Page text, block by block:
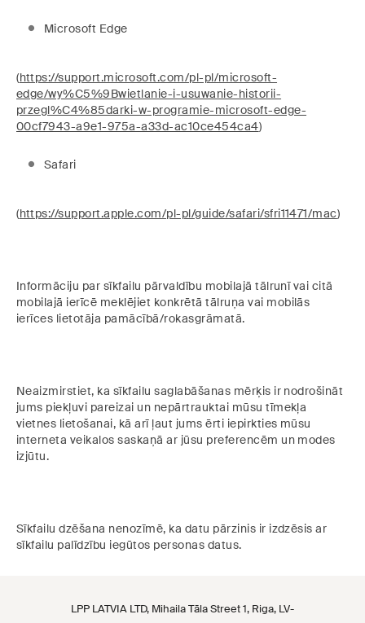
Microsoft Edge
(https://support.microsoft.com/pl-pl/microsoft-
edge/wy%C5%9Bwietlanie-i-usuwanie-historii-
przegl%C4%85darki-w-programie-microsoft-edge-
00cf7943-a9e1-975a-a33d-ac10ce454ca4)
Safari
(https://support.apple.com/pl-pl/guide/safari/sfri11471/mac)
Informāciju par sīkfailu pārvaldību mobilajā tālrunī vai citā
mobilajā ierīcē meklējiet konkrētā tālruņa vai mobilās
ierīces lietotāja pamācībā/rokasgrāmatā.
Neaizmirstiet, ka sīkfailu saglabāšanas mērķis ir nodrošināt
jums piekļuvi pareizai un nepārtrauktai mūsu tīmekļa
vietnes lietošanai, kā arī ļaut jums ērti iepirkties mūsu
interneta veikalos saskaņā ar jūsu preferencēm un modes
izjūtu.
Sīkfailu dzēšana nenozīmē, ka datu pārzinis ir izdzēsis ar
sīkfailu palīdzību iegūtos personas datus.
LPP LATVIA LTD, Mihaila Tāla Street 1, Riga, LV-